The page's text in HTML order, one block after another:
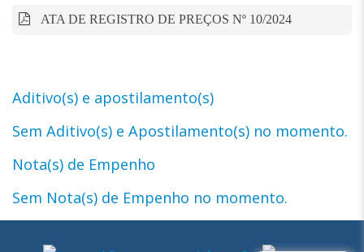
ATA DE REGISTRO DE PREÇOS Nº 10/2024
Aditivo(s) e apostilamento(s)
Sem Aditivo(s) e Apostilamento(s) no momento.
Nota(s) de Empenho
Sem Nota(s) de Empenho no momento.